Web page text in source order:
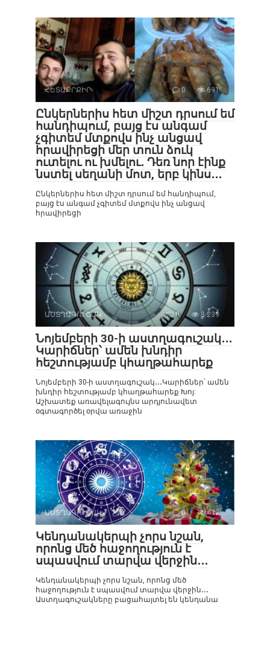
ՀԵՏԱՔՐՔԻՐ 0 691
Ընկերներիս հետ միշտ դրսում եմ
հանդիպում, բայց էս անգամ
չգիտեմ մտքովս ինչ անցավ
հրավիրեցի մեր տուն ձուկ
ուտելու ու խմելու․ Դեռ նոր էինք
նստել սեղանի մոտ, երբ կինս․․․
Ընկերներիս հետ միշտ դրսում եմ հանդիպում,
բայց էս անգամ չգիտեմ մտքովս ինչ անցավ
հրավիրեցի
ԱՍՏՂԱԳՈՒՇԱԿ 0 3 239
Նոյեմբերի 30-ի աստղագուշակ․․․
Կարիճներ՝ ամեն խնդիր
հեշտությամբ կհաղթահարեք
Նոյեմբերի 30-ի աստղագուշակ․․․Կարիճներ՝ ամեն
խնդիր հեշտությամբ կհաղթահարեք Խոյ:
Աշխատեք առավելագույնս արդյունավետ
օգտագործել օրվա առաջին
ԱՍՏՂԱԳՈՒՇԱԿ 0 472
Կենդանակերպի չորս նշան,
որոնց մեծ հաջողություն է
սպասվում տարվա վերջին․․․
Կենդանակերպի չորս նշան, որոնց մեծ
հաջողություն է սպասվում տարվա վերջին․․․
Աստղագուշակները բացահայտել են կենդանա